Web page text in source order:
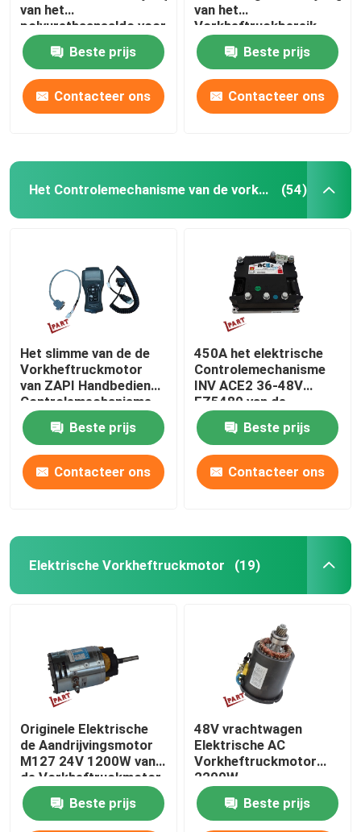
van het
polyurethaansaldo voor
Palletvrachtwagen
130x55x52mm
Beste prijs
Contacteer ons
van het
Vorkheftruckbereik
voor Elektrische
Pallethefboom
138x68x52mm
Beste prijs
Contacteer ons
Het Controlemechanisme van de vorkheftruckmotor (54)
Het slimme van de de
Vorkheftruckmotor
van ZAPI Handbediende
Controlemechanisme
Programmer FC2463
Beste prijs
Contacteer ons
450A het elektrische
Controlemechanisme
INV ACE2 36-48V
FZ5480 van de
Vorkheftruckmotor
Beste prijs
Contacteer ons
Elektrische Vorkheftruckmotor (19)
Originele Elektrische
de Aandrijvingsmotor
M127 24V 1200W van
de Vorkheftruckmotor
Beste prijs
48V vrachtwagen
Elektrische AC
Vorkheftruckmotor
2200W
Beste prijs